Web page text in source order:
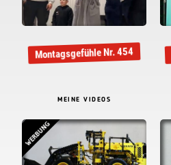
Montagsgefühle Nr. 454
MEINE VIDEOS
WERBUNG